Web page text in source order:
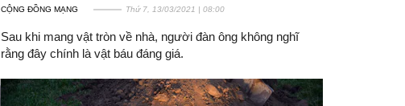
CỘNG ĐỒNG MẠNG Thứ 7, 13/03/2021 | 08:00
Sau khi mang vật tròn về nhà, người đàn ông không nghĩ
rằng đây chính là vật báu đáng giá.